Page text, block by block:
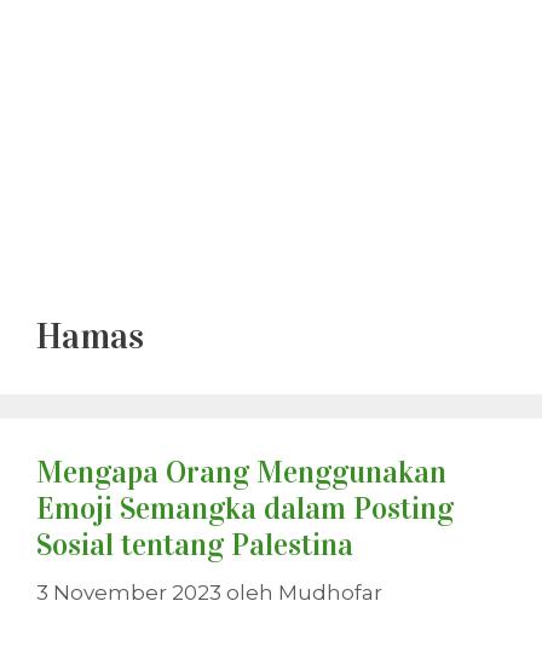
Hamas
Mengapa Orang Menggunakan
Emoji Semangka dalam Posting
Sosial tentang Palestina
3 November 2023 oleh Mudhofar